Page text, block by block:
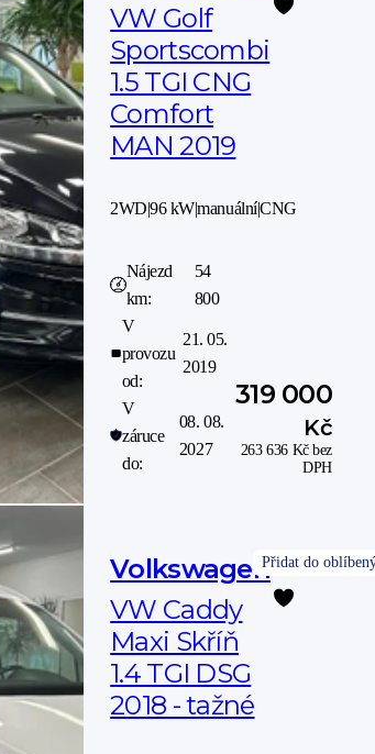
VW Golf
Sportscombi
1.5 TGI CNG
Comfort
MAN 2019
2WD|96 kW|manuální|CNG
Nájezd
km:
54
800
V
provozu
od:
21. 05.
2019
V
záruce
do:
08. 08.
2027
319 000
Kč
263 636Kčbez
DPH
Volkswagen
VW Caddy
Maxi Skříň
1.4 TGI DSG
2018 - tažné